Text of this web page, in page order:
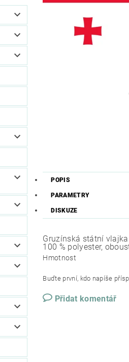
POPIS
PARAMETRY
DISKUZE
Gruzínská státní
100 % polyester,
Hmotnost
Buďte první, kdo napíše
Přidat komentář